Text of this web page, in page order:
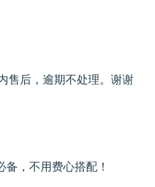
售后，逾期不处理。谢谢
，不用费心搭配！